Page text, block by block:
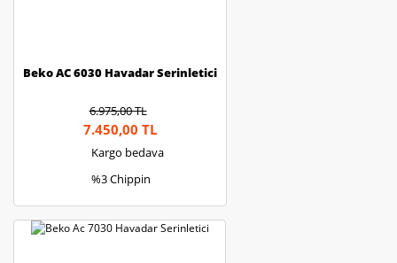
Beko AC 6030 Havadar Serinletici
6.975,00 TL
7.450,00 TL
Kargo bedava
%3 Chippin